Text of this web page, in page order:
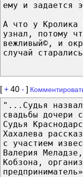
ему и задается
А что у
узнал, потому
вежливый©, и
случай
[+ 40 - ]
"...Судья
свадьбы дочери
Судья
Хахалева
с участием
Валерия
Кобзона,